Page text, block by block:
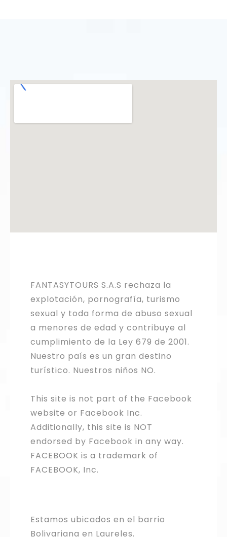
FANTASYTOURS S.A.S rechaza la
explotación, pornografía, turismo
sexual y toda forma de abuso sexual
a menores de edad y contribuye al
cumplimiento de la Ley 679 de 2001.
Nuestro país es un gran destino
turístico. Nuestros niños NO.
This site is not part of the Facebook
website or Facebook Inc.
Additionally, this site is NOT
endorsed by Facebook in any way.
FACEBOOK is a trademark of
FACEBOOK, Inc.
Estamos ubicados en el barrio
Bolivariana en Laureles.